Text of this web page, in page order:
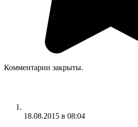
Комментарии закрыты.
18.08.2015 в 08:04